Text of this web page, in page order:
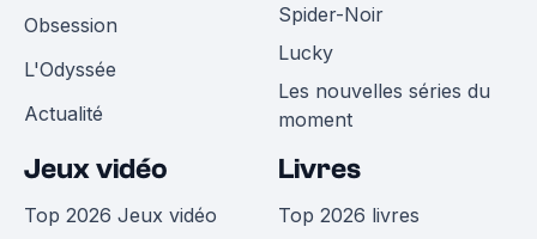
Obsession
L'Odyssée
Actualité
Spider-Noir
Lucky
Les nouvelles séries du
moment
Jeux vidéo
Top 2026 Jeux vidéo
Livres
Top 2026 livres